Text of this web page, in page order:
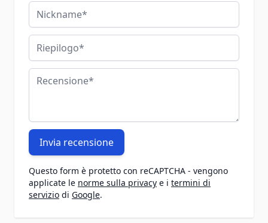
Nickname
Riepilogo
Recensione
Invia recensione
Questo form è protetto con reCAPTCHA - vengono
applicate le norme sulla privacy e i termini di
servizio di Google.